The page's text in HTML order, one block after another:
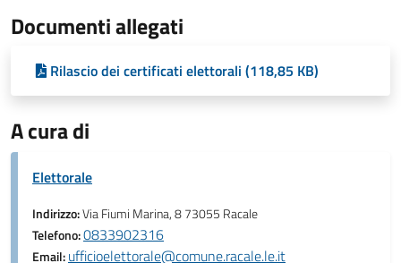
Documenti allegati
Rilascio dei certificati elettorali (118,85 KB)
A cura di
Elettorale
Indirizzo:Via Fiumi Marina, 8 73055 Racale
Telefono:0833902316
Email:ufficioelettorale@comune.racale.le.it